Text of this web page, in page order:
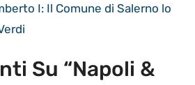
I: Il Comune di Salerno lo
Su “Napoli &